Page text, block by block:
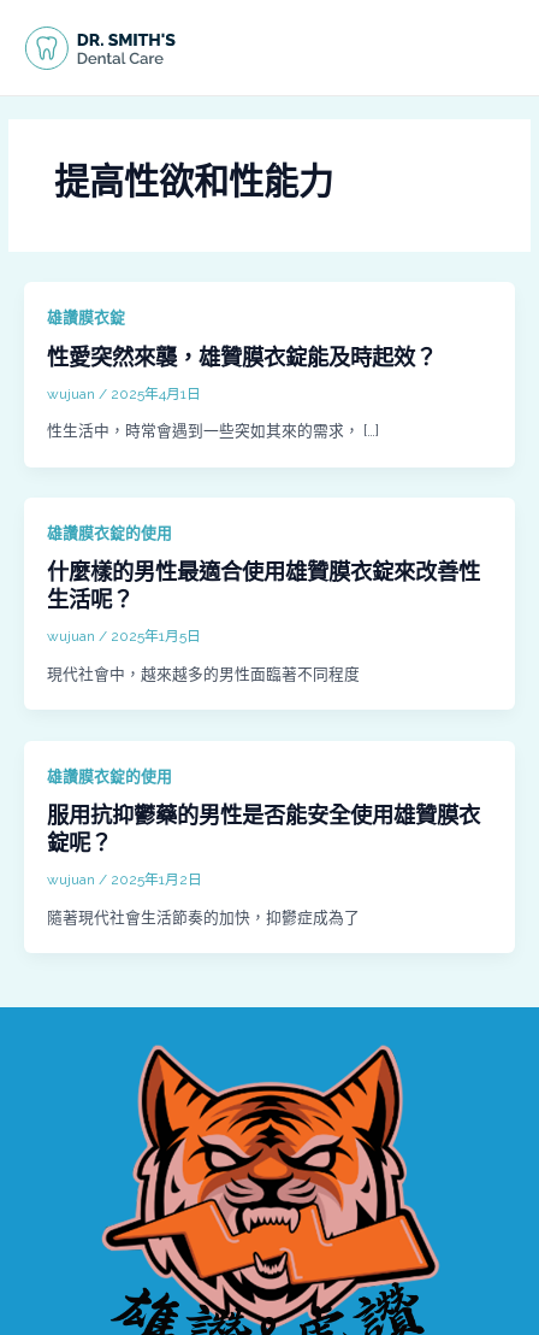
提高性欲和性能力
雄讚膜衣錠
性愛突然來襲，雄贊膜衣錠能及時起效？
wujuan / 2025年4月1日
性生活中，時常會遇到一些突如其來的需求， […]
雄讚膜衣錠的使用
什麼樣的男性最適合使用雄贊膜衣錠來改善性
生活呢？
wujuan / 2025年1月5日
現代社會中，越來越多的男性面臨著不同程度
雄讚膜衣錠的使用
服用抗抑鬱藥的男性是否能安全使用雄贊膜衣
錠呢？
wujuan / 2025年1月2日
隨著現代社會生活節奏的加快，抑鬱症成為了